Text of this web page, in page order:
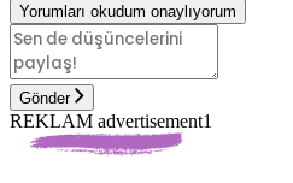
Yorumları okudum onaylıyorum
Gönder
REKLAM advertisement1